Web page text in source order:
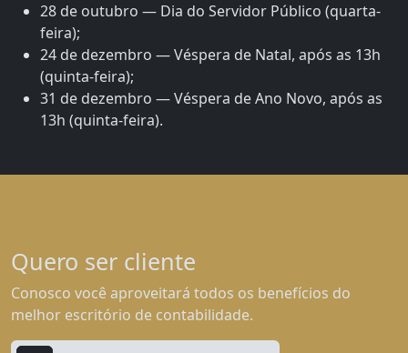
28 de outubro — Dia do Servidor Público (quarta-
feira);
24 de dezembro — Véspera de Natal, após as 13h
(quinta-feira);
31 de dezembro — Véspera de Ano Novo, após as
13h (quinta-feira).
Quero ser cliente
Conosco você aproveitará todos os benefícios do
melhor escritório de contabilidade.